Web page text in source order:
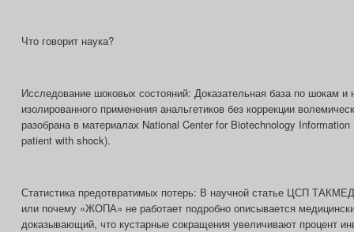
Что говорит наука?
Исследование шоковых состояний: Доказательная база по шокам и
изолированного применения анальгетиков без коррекции
разобрана в материалах National Center for Biotechnology
patient with shock).
Статистика предотвратимых потерь: В научной статье ЦСП
или почему «ЖОПА» не работает подробно описывается
доказывающий, что кустарные сокращения увеличивают процент